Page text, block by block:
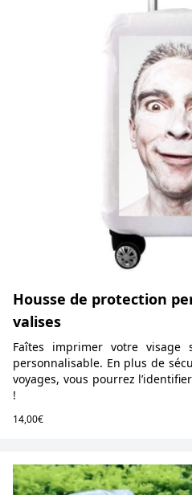
Housse de protection
valises
Faîtes imprimer votre visage
personnalisable. En plus de
voyages, vous pourrez
!
14,00€